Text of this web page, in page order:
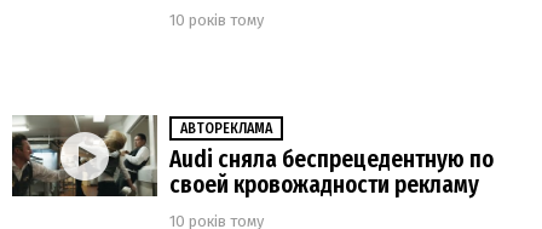
10 років тому
АВТОРЕКЛАМА
Audi сняла беспрецедентную по
своей кровожадности рекламу
10 років тому